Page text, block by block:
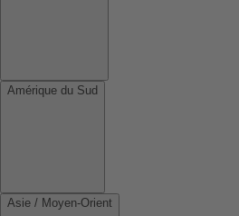
Amérique du Sud
Asie / Moyen-Orient